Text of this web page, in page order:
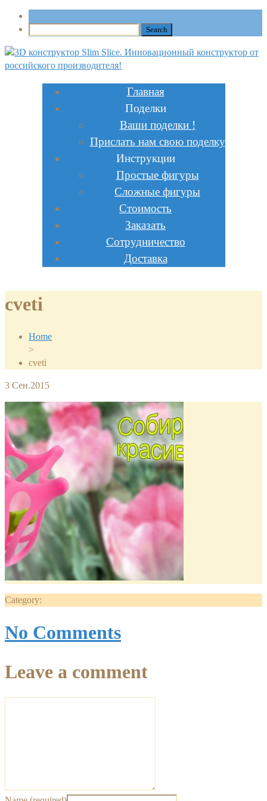
Главная
Поделки
Ваши поделки !
Прислать нам свою поделку
Инструкции
Простые фигуры
Сложные фигуры
Стоимость
Заказать
Сотрудничество
Доставка
cveti
Home
>
cveti
3 Сен.2015
Category:
No Comments
Leave a comment